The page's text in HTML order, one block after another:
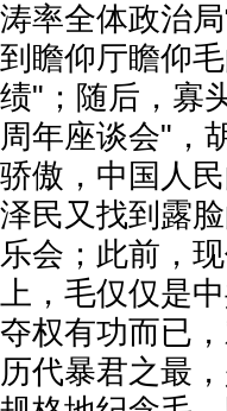
涛率全体政治
到瞻仰厅瞻仰
绩"；随后，寡
周年座谈会"，
骄傲，中国人
泽民又找到露
乐会；此前，
上，毛仅仅是
夺权有功而已
历代暴君之最